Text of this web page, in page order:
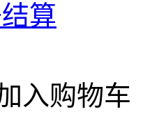
算
入购物车